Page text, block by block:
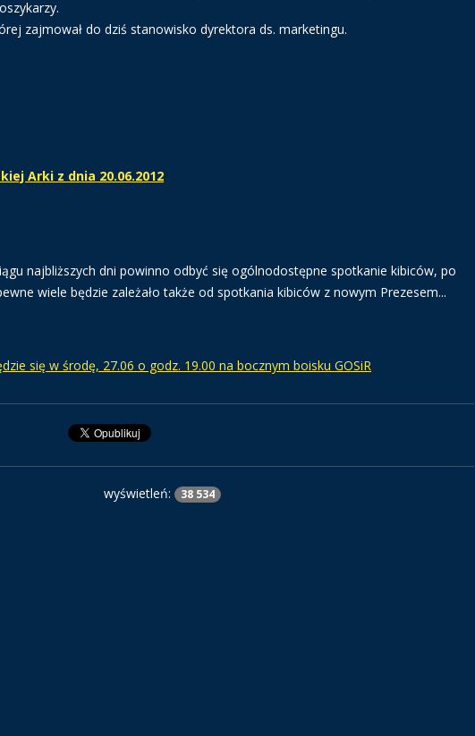
zajmował do dziś stanowisko dyrektora ds. marketingu.
Arki z dnia 20.06.2012
najbliższych dni powinno odbyć się ogólnodostępne spotkanie kibiców, po
wiele będzie zależało także od spotkania kibiców z nowym Prezesem...
się w środę, 27.06 o godz. 19.00 na bocznym boisku GOSiR
wyświetleń: 38 534